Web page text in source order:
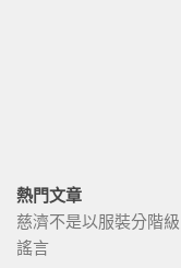
熱門文章
慈濟不是以服裝分階
謠言